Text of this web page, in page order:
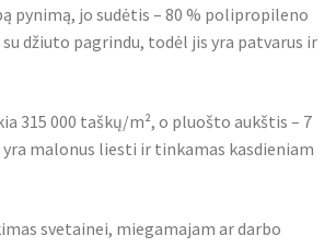
pynimą, jo sudėtis – 80 % polipropileno
džiuto pagrindu, todėl jis yra patvarus ir
315 000 taškų/m², o pluošto aukštis – 7
malonus liesti ir tinkamas kasdieniam
svetainei, miegamajam ar darbo